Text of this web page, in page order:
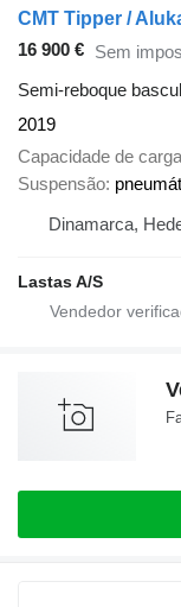
CMT Tipper /
16 900 € Sem
Semi-reboque
2019
Capacidade de carga
Suspensão
Dinamarca,
Lastas A/S